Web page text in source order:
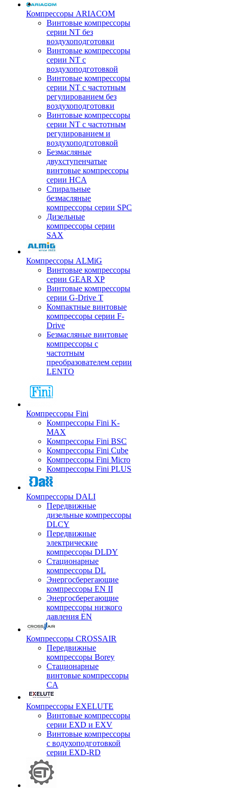
Компрессоры ARIACOM
Винтовые компрессоры
серии NT без
воздухоподготовки
Винтовые компрессоры
серии NT c
воздухоподготовкой
Винтовые компрессоры
серии NT с частотным
регулированием без
воздухоподготовки
Винтовые компрессоры
серии NT с частотным
регулированием и
воздухоподготовкой
Безмасляные
двухступенчатые
винтовые компрессоры
серии HCA
Спиральные
безмасляные
компрессоры серии SPC
Дизельные
компрессоры серии
SAX
Компрессоры ALMiG
Винтовые компрессоры
серии GEAR XP
Винтовые компрессоры
серии G-Drive T
Компактные винтовые
компрессоры серии F-
Drive
Безмасляные винтовые
компрессоры с
частотным
преобразователем серии
LENTO
Компрессоры Fini
Компрессоры Fini K-
MAX
Компрессоры Fini BSC
Компрессоры Fini Cube
Компрессоры Fini Micro
Компрессоры Fini PLUS
Компрессоры DALI
Передвижные
дизельные компрессоры
DLCY
Передвижные
электрические
компрессоры DLDY
Стационарные
компрессоры DL
Энергосберегающие
компрессоры EN II
Энергосберегающие
компрессоры низкого
давления EN
Компрессоры CROSSAIR
Передвижные
компрессоры Borey
Стационарные
винтовые компрессоры
CA
Компрессоры EXELUTE
Винтовые компрессоры
серии EXD и EXV
Винтовые компрессоры
с водухоподготовкой
серии EXD-RD